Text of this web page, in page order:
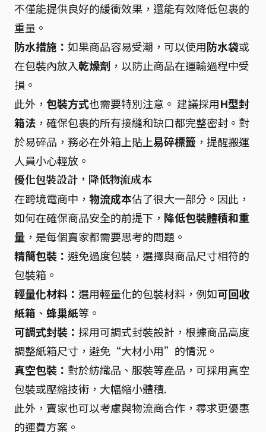
不僅能提供良好的緩衝效果，還能有效降低包裹的
重量。
防水措施： 如果商品容易受潮，可以使用防水袋或
在包裝內放入乾燥劑 ，以防止商品在運輸過程中受
損。
此外， 包裝方式也需要特別注意。 建議採用H型封
箱法 ，確保包裹的所有接縫和缺口都完整密封。對
於易碎品，務必在外箱上貼上易碎標籤 ，提醒搬運
人員小心輕放。
優化包裝設計，降低物流成本
在跨境電商中， 物流成本佔了很大一部分。因此，
如何在確保商品安全的前提下， 降低包裝體積和重
量 ，是每個賣家都需要思考的問題。
精簡包裝： 避免過度包裝，選擇與商品尺寸相符的
包裝箱。
輕量化材料： 選用輕量化的包裝材料，例如可回收
紙箱 、 蜂巢紙等。
可調式封裝： 採用可調式封裝設計，根據商品高度
調整紙箱尺寸，避免“大材小用”的情況。
真空包裝： 對於紡織品、服裝等產品，可採用真空
包裝或壓縮技術，大幅縮小體積.
此外，賣家也可以考慮與物流商合作，尋求更優惠
的運費方案。